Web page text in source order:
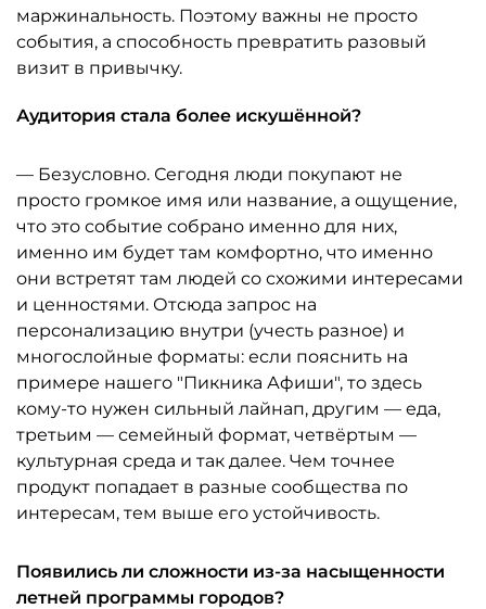
маржинальность. Поэтому важны не просто
события, а способность превратить разовый
визит в привычку.
Аудитория стала более искушённой?
— Безусловно. Сегодня люди покупают не
просто громкое имя или название, а ощущение,
что это событие собрано именно для них,
именно им будет там комфортно, что именно
они встретят там людей со схожими интересами
и ценностями. Отсюда запрос на
персонализацию внутри (учесть разное) и
многослойные форматы: если пояснить на
примере нашего "Пикника Афиши", то здесь
кому-то нужен сильный лайнап, другим — еда,
третьим — семейный формат, четвёртым —
культурная среда и так далее. Чем точнее
продукт попадает в разные сообщества по
интересам, тем выше его устойчивость.
Появились ли сложности из-за насыщенности
летней программы городов?